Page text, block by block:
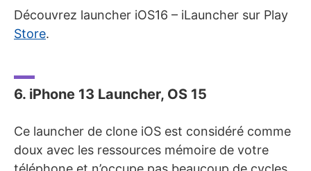
Découvrez launcher iOS16 – iLauncher sur Play
Store.
6. iPhone 13 Launcher, OS 15
Ce launcher de clone iOS est considéré comme
doux avec les ressources mémoire de votre